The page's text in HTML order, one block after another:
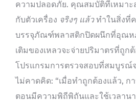
ความปลอดภัย. คุณสมบัติที่เหมาะ
กับตัวเครื่อง จริงๆ แล้วทำในสิ่งที่ค
บรรจุภัณฑ์พลาสติกปิดผนึกที่อุณห
เติมของเหลวจะจ่ายปริมาตรที่ถูก
โปรแกรมการตรวจสอบที่สมบูรณ์จ
ไม่คาดคิด: “เมื่อทำถูกต้องแล้ว, ก
ตอนมีความพิถีพิถันและใช้เวลาน